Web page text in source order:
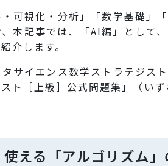
可視化・分析」「数学基礎」
本記事では、「AI編」として
介します。
サイエンス数学ストラテジス
ト［上級］公式問題集」（い
える「アルゴリズム